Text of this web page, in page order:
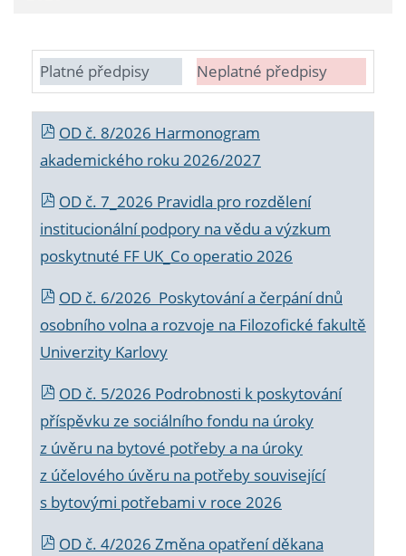
Platné předpisy Neplatné předpisy
OD č. 8/2026 Harmonogram
akademického roku 2026/2027
OD č. 7_2026 Pravidla pro rozdělení
institucionální podpory na vědu a výzkum
poskytnuté FF UK_Co operatio 2026
OD č. 6/2026 Poskytování a čerpání dnů
osobního volna a rozvoje na Filozofické fakultě
Univerzity Karlovy
OD č. 5/2026 Podrobnosti k poskytování
příspěvku ze sociálního fondu na úroky
z úvěru na bytové potřeby a na úroky
z účelového úvěru na potřeby související
s bytovými potřebami v roce 2026
OD č. 4/2026 Změna opatření děkana